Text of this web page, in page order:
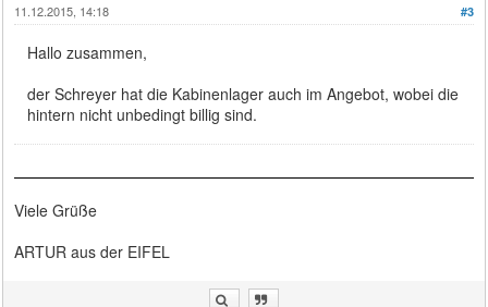
#3
11.12.2015, 14:18
Hallo zusammen,
der Schreyer hat die Kabinenlager auch im Angebot, wobei die
hintern nicht unbedingt billig sind.
Viele Grüße
ARTUR aus der EIFEL